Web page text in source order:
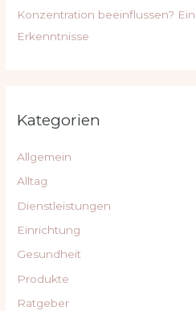
Konzentration beeinflussen?
Erkenntnisse
Kategorien
Allgemein
Alltag
Dienstleistungen
Einrichtung
Gesundheit
Produkte
Ratgeber